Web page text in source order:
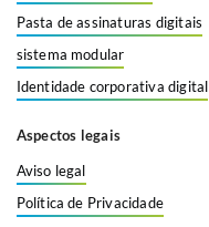
Pasta de assinaturas digitais
sistema modular
Identidade corporativa digital
Aspectos legais
Aviso legal
Política de Privacidade